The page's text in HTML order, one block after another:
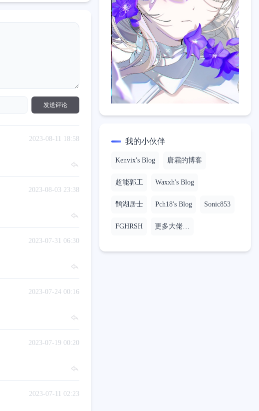
发送评论
2023-08-11 18:58
2023-08-03 23:38
2023-07-31 06:30
2023-07-24 00:16
2023-07-19 00:20
2023-07-11 02:23
我的小伙伴
Kenvix's Blog 唐霜的博客
超能郭工 Waxxh's Blog
鹊湖居士 Pch18's Blog Sonic853
FGHRSH 更多大佬…